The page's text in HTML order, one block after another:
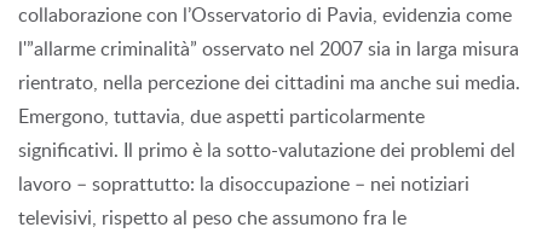
collaborazione con l’Osservatorio di Pavia, evidenzia come
l'”allarme criminalità” osservato nel 2007 sia in larga misura
rientrato, nella percezione dei cittadini ma anche sui media.
Emergono, tuttavia, due aspetti particolarmente
significativi. Il primo è la sotto-valutazione dei problemi del
lavoro – soprattutto: la disoccupazione – nei notiziari
televisivi, rispetto al peso che assumono fra le